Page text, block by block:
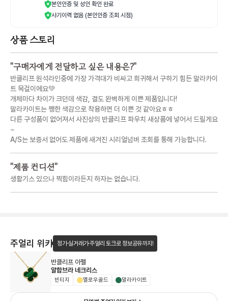
본인인증 및 성인 확인 완료
사기이력 없음 (본인인증 조회 시점)
상품 스토리
"구매자에게 전달하고 싶은 내용은?"
반클리프 원석라인중에 가장 가격대가 비싸고 희귀해서 구하기 힘든 말라카이
트 목걸이에요💚
개체마다 차이가 크던데 색감, 결도 완벽하게 이쁜 제품입니다!
말라카이트는 쨍한 색감으로 착용하면 더 이쁜 것 같아요ㅎㅎ
다른 구성품이 없어져서 사진상의 반클리프 파우치 새상품에 넣어서 드릴게요
~
A/S는 보증서 없어도 제품에 새겨진 시리얼넘버 조회를 통해 가능합니다.
"제품 컨디션"
생활기스 있으나 찍힘이라든지 하자는 없습니다.
주얼리 위키 정가·실거래가·주얼리 토크로 정보공유까지!
반클리프 아펠
알함브라 네크리스
빈티지 옐로우골드 말라카이트